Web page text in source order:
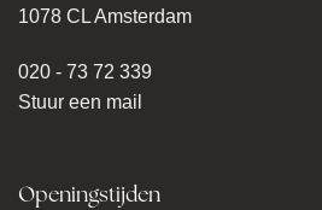
1078 CL Amsterdam
020 - 73 72 339
Stuur een mail
Openingstijden